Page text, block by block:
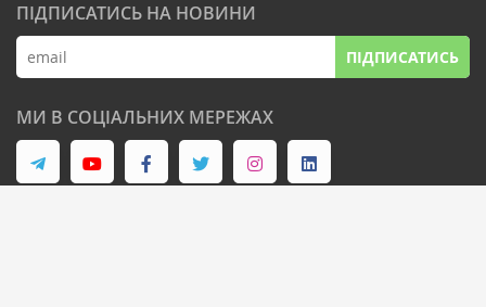
ПІДПИСАТИСЬ НА НОВИНИ
ПІДПИСАТИСЬ
МИ В СОЦІАЛЬНИХ МЕРЕЖАХ